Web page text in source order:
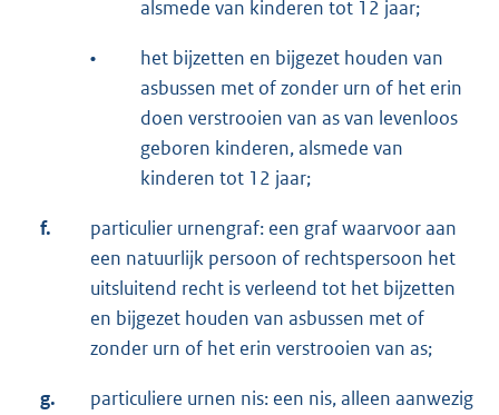
alsmede van kinderen tot 12 jaar;
•
het bijzetten en bijgezet houden van
asbussen met of zonder urn of het erin
doen verstrooien van as van levenloos
geboren kinderen, alsmede van
kinderen tot 12 jaar;
f.
particulier urnengraf: een graf waarvoor aan
een natuurlijk persoon of rechtspersoon het
uitsluitend recht is verleend tot het bijzetten
en bijgezet houden van asbussen met of
zonder urn of het erin verstrooien van as;
g.
particuliere urnen nis: een nis, alleen aanwezig